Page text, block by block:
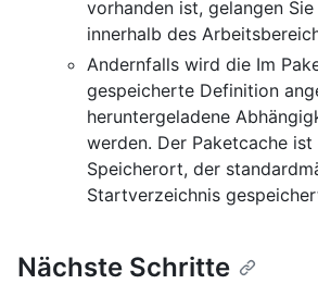
vorhanden ist, gelangen
innerhalb des
Andernfalls wird die Im
gespeicherte Definition
heruntergeladene
werden. Der Paketcache
Speicherort, der
Startverzeichnis
Nächste Schritte